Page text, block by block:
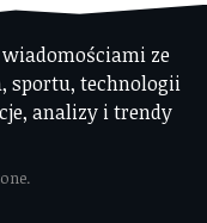
ze
sportu, technologii
analizy i trendy